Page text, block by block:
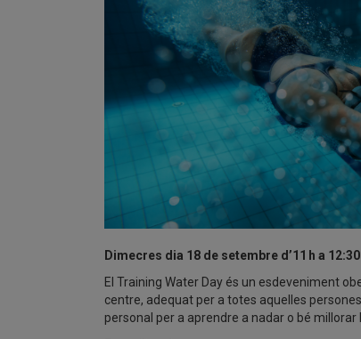
Dimecres dia 18 de setembre d’11 h a
El Training Water Day és un esdeveniment
centre, adequat per a totes aquelles
personal per a aprendre a nadar o bé